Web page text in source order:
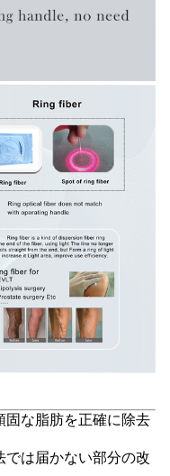
固な脂肪を正確に除去
では届かない部分の改